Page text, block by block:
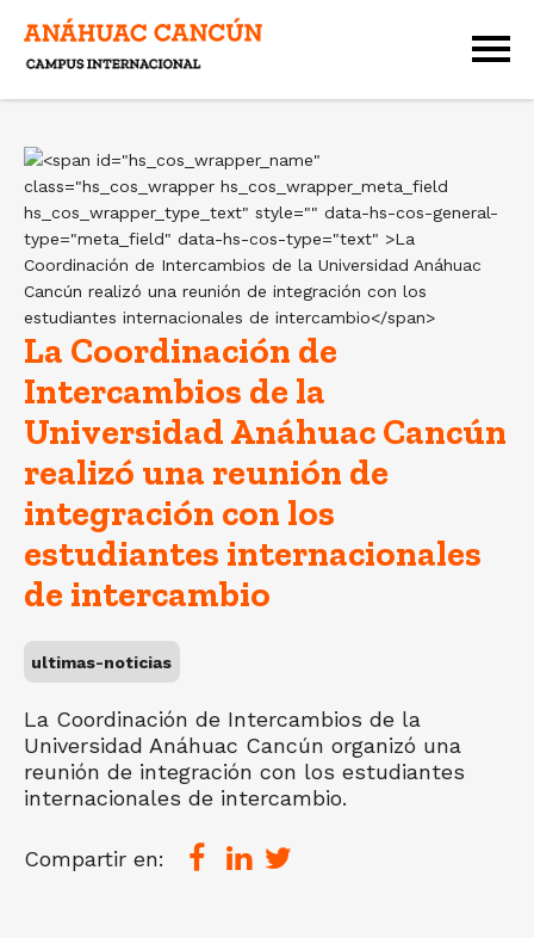
La Coordinación de
Intercambios de la
Universidad Anáhuac Cancún
realizó una reunión de
integración con los
estudiantes internacionales
de intercambio
ultimas-noticias
La Coordinación de Intercambios de la
Universidad Anáhuac Cancún organizó una
reunión de integración con los estudiantes
internacionales de intercambio.
Compartir en: